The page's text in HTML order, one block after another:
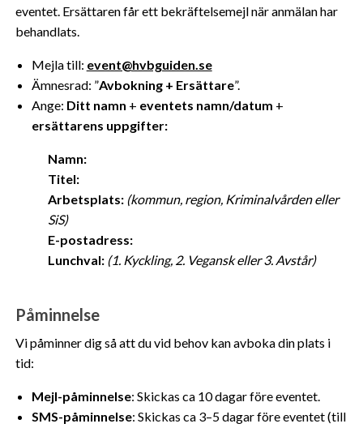
eventet. Ersättaren får ett bekräftelsemejl när anmälan har
behandlats.
Mejla till: event@hvbguiden.se
Ämnesrad: ”Avbokning + Ersättare”.
Ange: Ditt namn + eventets namn/datum +
ersättarens uppgifter:
Namn:
Titel:
Arbetsplats: (kommun, region, Kriminalvården eller
SiS)
E-postadress:
Lunchval: (1. Kyckling, 2. Vegansk eller 3. Avstår)
Påminnelse
Vi påminner dig så att du vid behov kan avboka din plats i
tid:
Mejl-påminnelse: Skickas ca 10 dagar före eventet.
SMS-påminnelse: Skickas ca 3–5 dagar före eventet (till